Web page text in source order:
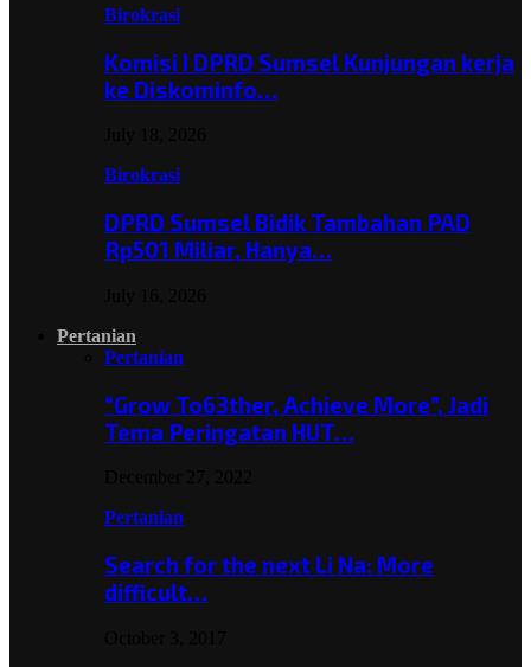
Birokrasi
Komisi I DPRD Sumsel Kunjungan kerja
ke Diskominfo…
Birokrasi
DPRD Sumsel Bidik Tambahan PAD
Rp501 Miliar, Hanya…
Pertanian
Pertanian
“Grow To63ther, Achieve More”, Jadi
Tema Peringatan HUT…
Pertanian
Search for the next Li Na: More
difficult…